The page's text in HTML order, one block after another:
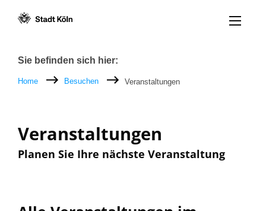
Menü
Breadcrumb
Sie befinden sich hier:
Home Besuchen Veranstaltungen
Veranstaltungen
Planen Sie Ihre nächste Veranstaltung